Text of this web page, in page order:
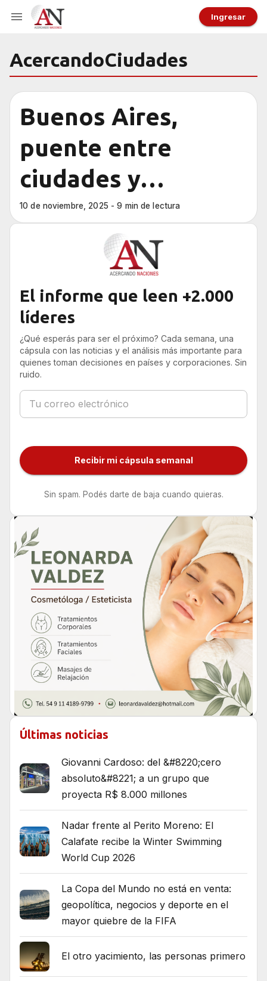
Ingresar
AcercandoCiudades
Buenos Aires,
puente entre
ciudades y
naciones
iberoamericanas
10 de noviembre, 2025 - 9 min de lectura
El informe que leen +2.000
líderes
¿Qué esperás para ser el próximo? Cada semana, una
cápsula con las noticias y el análisis más importante para
quienes toman decisiones en países y corporaciones. Sin
ruido.
Recibir mi cápsula semanal
Sin spam. Podés darte de baja cuando quieras.
Últimas noticias
Giovanni Cardoso: del &#8220;cero
absoluto&#8221; a un grupo que
proyecta R$ 8.000 millones
Nadar frente al Perito Moreno: El
Calafate recibe la Winter Swimming
World Cup 2026
La Copa del Mundo no está en venta:
geopolítica, negocios y deporte en el
mayor quiebre de la FIFA
El otro yacimiento, las personas primero